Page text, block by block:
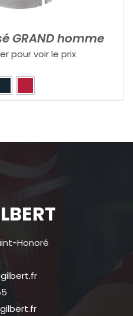
GRAND homme
pour voir le prix
Honoré